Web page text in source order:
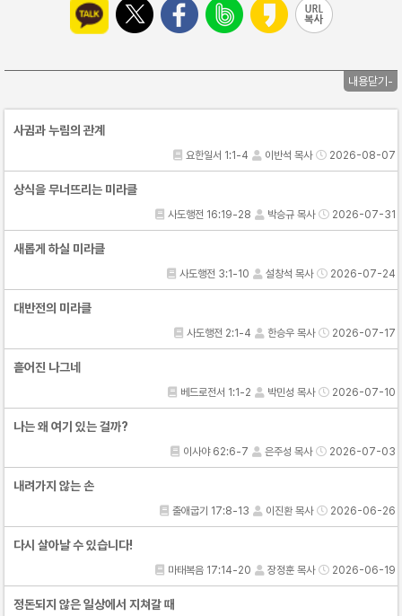
내용닫기-
사귐과 누림의 관계
요한일서 1:1-4 이반석 목사 2026-08-07
상식을 무너뜨리는 미라클
사도행전 16:19-28 박승규 목사 2026-07-31
새롭게 하실 미라클
사도행전 3:1-10 설창석 목사 2026-07-24
대반전의 미라클
사도행전 2:1-4 한승우 목사 2026-07-17
흩어진 나그네
베드로전서 1:1-2 박민성 목사 2026-07-10
나는 왜 여기 있는 걸까?
이사야 62:6-7 은주성 목사 2026-07-03
내려가지 않는 손
출애굽기 17:8-13 이진환 목사 2026-06-26
다시 살아날 수 있습니다!
마태복음 17:14-20 장정훈 목사 2026-06-19
정돈되지 않은 일상에서 지쳐갈 때